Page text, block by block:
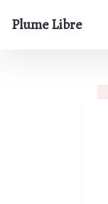
Plume Libre